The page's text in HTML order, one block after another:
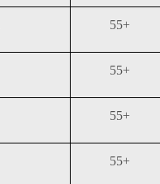
55+
55+
55+
55+